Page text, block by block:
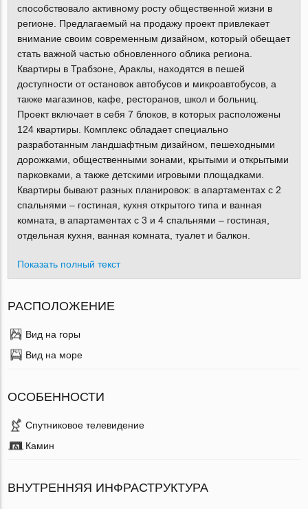
способствовало активному росту общественной жизни в
регионе. Предлагаемый на продажу проект привлекает
внимание своим современным дизайном, который обещает
стать важной частью обновленного облика региона.
Квартиры в Трабзоне, Араклы, находятся в пешей
доступности от остановок автобусов и микроавтобусов, а
также магазинов, кафе, ресторанов, школ и больниц.
Проект включает в себя 7 блоков, в которых расположены
124 квартиры. Комплекс обладает специально
разработанным ландшафтным дизайном, пешеходными
дорожками, общественными зонами, крытыми и открытыми
парковками, а также детскими игровыми площадками.
Квартиры бывают разных планировок: в апартаментах с 2
спальнями – гостиная, кухня открытого типа и ванная
комната, в апартаментах с 3 и 4 спальнями – гостиная,
отдельная кухня, ванная комната, туалет и балкон.
Показать полный текст
РАСПОЛОЖЕНИЕ
Вид на горы
Вид на море
ОСОБЕННОСТИ
Спутниковое телевидение
Камин
ВНУТРЕННЯЯ ИНФРАСТРУКТУРА